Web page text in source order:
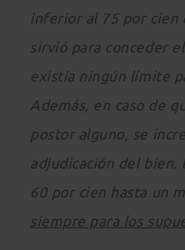
inferior al 75 por cien
sirvió para conceder
existía ningún límite
Además, en caso de
postor alguno, se
adjudicación del bien.
60 por cien hasta un
siempre para los